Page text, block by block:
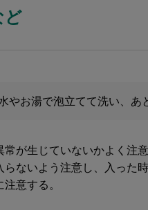
ど
やお湯で泡立てて洗い、あ
常が生じていないかよく注
らないよう注意し、入った
意する。